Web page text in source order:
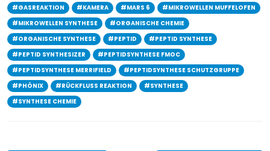
#GASREAKTION
#KAMERA #MARS 6
#MIKROWELLEN MUFFELOFEN
#MIKROWELLEN SYNTHESE
#ORGANISCHE CHEMIE
#ORGANISCHE SYNTHESE
#PEPTID
#PEPTID SYNTHESE
#PEPTID SYNTHESIZER
#PEPTIDSYNTHESE FMOC
#PEPTIDSYNTHESE MERRIFIELD
#PEPTIDSYNTHESE SCHUTZGRUPPE
#PHÖNIX
#RÜCKFLUSS REAKTION
#SYNTHESE
#SYNTHESE CHEMIE